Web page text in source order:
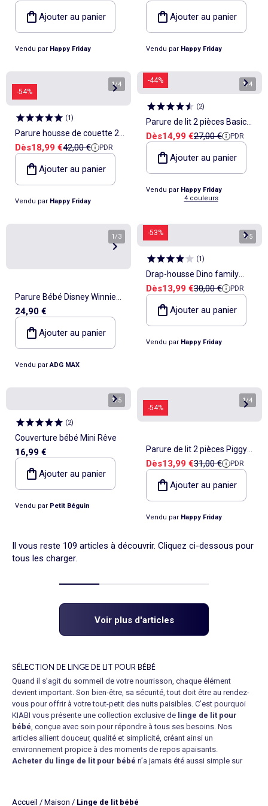
Ajouter au panier
Vendu par Happy Friday
Ajouter au panier
Vendu par Happy Friday
-54%
1/4
(1)
Parure housse de couette 2
pièces Wild Lit Bébé
"Happyfriday"
DèsPrix de vente
18,99 €Prix de référence
42,00 € PDR
Ajouter au panier
Vendu par Happy Friday
-44% 1/4
(2)
Parure de lit 2 pièces Basic
Berceau "Happyfriday"
DèsPrix de vente
14,99 €Prix de référence
27,00 € PDR
Ajouter au panier
Vendu par Happy Friday
4 couleurs
1 /3
Parure Bébé Disney Winnie
l'Ourson 100x140cm + Taie
40x60cm – Winnie & Tigrou
Ballons – 100% Coton
24,90 €
Ajouter au panier
Vendu par ADG MAX
-53% 1/5
(1)
Drap-housse Dino family
"Happyfriday"
DèsPrix de vente
13,99 €Prix de référence
30,00 € PDR
Ajouter au panier
Vendu par Happy Friday
1/5
(2)
Couverture bébé Mini Rêve
16,99 €
Ajouter au panier
Vendu par Petit Béguin
-54%
1/4
Parure de lit 2 pièces Piggys
Lit Bébé "Happyfriday"
DèsPrix de vente
13,99 €Prix de référence
31,00 € PDR
Ajouter au panier
Vendu par Happy Friday
Il vous reste 109 articles à découvrir. Cliquez ci-dessous pour
tous les charger.
Voir plus d'articles
SÉLECTION DE LINGE DE LIT POUR BÉBÉ
Quand il s’agit du sommeil de votre nourrisson, chaque élément
devient important. Son bien-être, sa sécurité, tout doit être au rendez-
vous pour offrir à votre tout-petit des nuits paisibles. C’est pourquoi
KIABI vous présente une collection exclusive de linge de lit pour
bébé , conçue avec soin pour répondre à tous ses besoins. Nos
articles allient douceur, qualité et simplicité, créant ainsi un
environnement propice à des moments de repos apaisants.
Acheter du linge de lit pour bébé n’a jamais été aussi simple sur
Accueil / Maison / Linge de lit bébé